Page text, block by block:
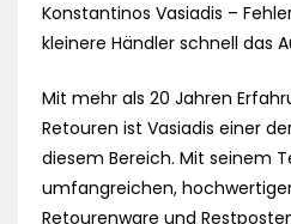
Konstantinos Vasiadis –
kleinere Händler schnell das
Mit mehr als 20 Jahren
Retouren ist Vasiadis einer
diesem Bereich. Mit seinem
umfangreichen,
Retourenware und